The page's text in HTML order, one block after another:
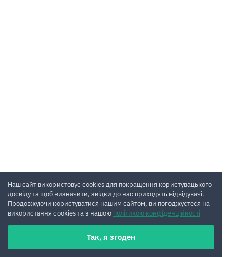
Наш сайт використовує cookies для покращення користувацького
досвіду та щоб визначити, звідки до нас приходять відвідувачі.
Продовжуючи користуватися нашим сайтом, ви погоджуєтеся на
використання cookies та з нашою політикою конфіденційності
Так, я згоден